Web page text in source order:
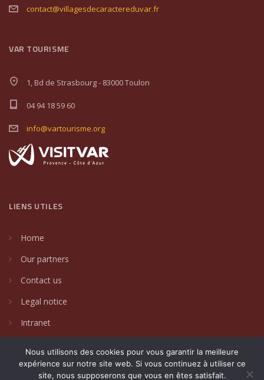
contact@villagesdecaractereduvar.fr
VAR TOURISME
1, Bd de Strasbourg - 83000 Toulon
04 94 18 59 60
info@vartourisme.org
LIENS UTILES
Home
Our partners
Contact us
Legal notice
Intranet
Nous utilisons des cookies pour vous garantir la meilleure
expérience sur notre site web. Si vous continuez à utiliser ce
site, nous supposerons que vous en êtes satisfait.